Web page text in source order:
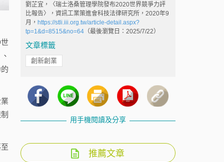
劉芷宜，〈瑞士洛桑管理學院發布2020世界競爭力評
比報告〉，資訊工業策進會科技法律研究所，2020年9
月， https://stli.iii.org.tw/article-detail.aspx?
tp=1&d=8515&no=64（最後瀏覽日：2025/7/22）
文章標籤
創新創業
用手機閱讀及分享
推薦文章